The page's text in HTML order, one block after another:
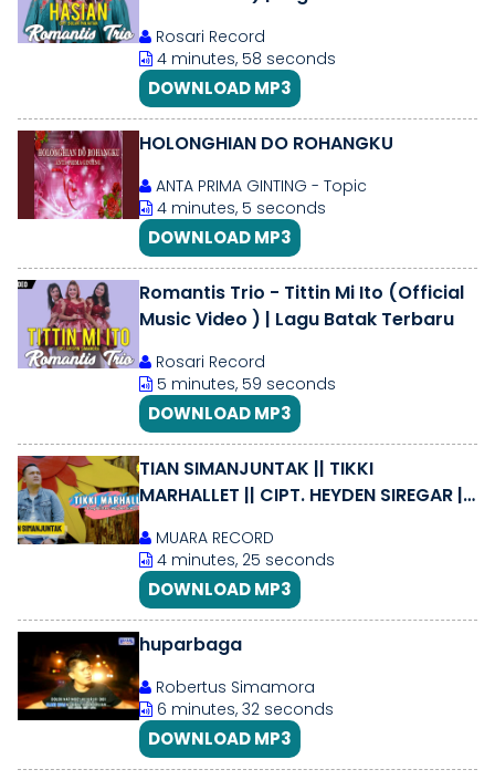
Rosari Record
4 minutes, 58 seconds
DOWNLOAD MP3
HOLONGHIAN DO ROHANGKU
ANTA PRIMA GINTING - Topic
4 minutes, 5 seconds
DOWNLOAD MP3
Romantis Trio - Tittin Mi Ito (Official
Music Video ) | Lagu Batak Terbaru
Rosari Record
5 minutes, 59 seconds
DOWNLOAD MP3
TIAN SIMANJUNTAK || TIKKI
MARHALLET || CIPT. HEYDEN SIREGAR ||
MUARA RECORD
4 minutes, 25 seconds
DOWNLOAD MP3
huparbaga
Robertus Simamora
6 minutes, 32 seconds
DOWNLOAD MP3